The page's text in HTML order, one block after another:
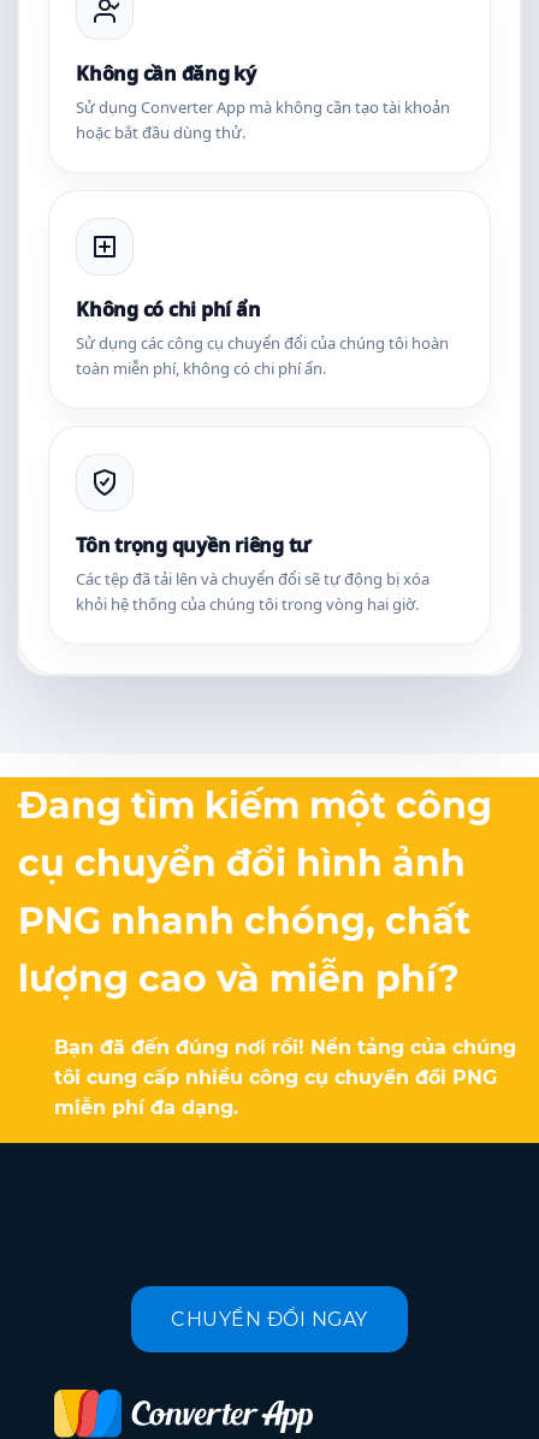
Không cần đăng ký
Sử dụng Converter App mà không cần tạo tài khoản
hoặc bắt đầu dùng thử.
Không có chi phí ẩn
Sử dụng các công cụ chuyển đổi của chúng tôi hoàn
toàn miễn phí, không có chi phí ẩn.
Tôn trọng quyền riêng tư
Các tệp đã tải lên và chuyển đổi sẽ tự động bị xóa
khỏi hệ thống của chúng tôi trong vòng hai giờ.
Đang tìm kiếm một công
cụ chuyển đổi hình ảnh
PNG nhanh chóng, chất
lượng cao và miễn phí?
Bạn đã đến đúng nơi rồi! Nền tảng của chúng
tôi cung cấp nhiều công cụ chuyển đổi PNG
miễn phí đa dạng.
CHUYỂN ĐỔI NGAY